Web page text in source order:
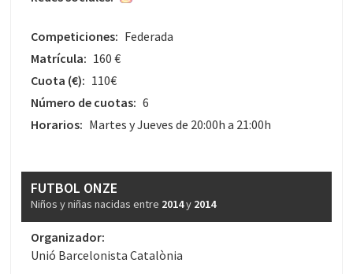
Competiciones: Federada
Matrícula: 160 €
Cuota (€): 110€
Número de cuotas: 6
Horarios: Martes y Jueves de 20:00h a 21:00h
FUTBOL ONZE
Niños y niñas nacidas entre 2014y 2014
Organizador:
Unió Barcelonista Catalònia